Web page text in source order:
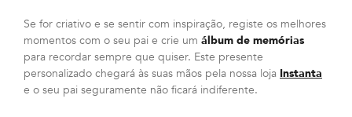
Se for criativo e se sentir com inspiração, registe os melhores
momentos com o seu pai e crie um álbum de memórias
para recordar sempre que quiser. Este presente
personalizado chegará às suas mãos pela nossa loja Instanta
e o seu pai seguramente não ficará indiferente.